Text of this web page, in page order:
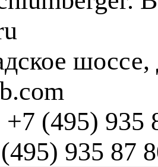
(495) 935
935 87